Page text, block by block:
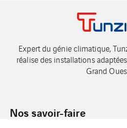
Expert du génie climatique,
réalise des installations
Grand
Nos savoir-faire